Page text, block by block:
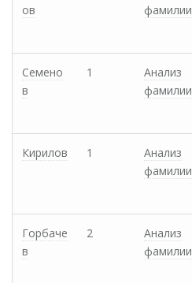
ов
фамилии
Семено
в
1
Анализ
фамилии
Кирилов 1
Анализ
фамилии
Горбаче
в
2
Анализ
фамилии